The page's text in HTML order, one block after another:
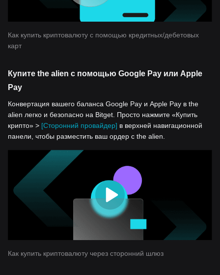
Как купить криптовалюту с помощью кредитных/дебетовых
карт
Купите the alien с помощью Google Pay или Apple
Pay
Конвертация вашего баланса Google Pay и Apple Pay в the
alien легко и безопасно на Bitget. Просто нажмите «Купить
крипто» > [Сторонний провайдер] в верхней навигационной
панели, чтобы разместить ваш ордер с the alien.
Как купить криптовалюту через сторонний шлюз